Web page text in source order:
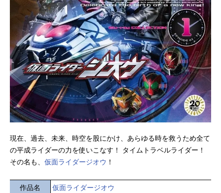
現在、過去、未来、時空を股にかけ、あらゆる時を救うため全て
の平成ライダーの力を使いこなす！ タイムトラベルライダー！
その名も、 仮面ライダージオウ ！
作品名
仮面ライダージオウ